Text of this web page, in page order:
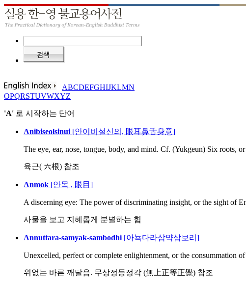
ABCDEFGHIJKLMN
OPQRSTUVWXYZ
'A' 로 시작하는 단어
Anibiseolsinui [안이비설신의, 眼耳鼻舌身意]
The eye, ear, nose, tongue, body, and mind. Cf. (Yukgeun) Six roots,
육근( 六根) 참조
Anmok [안목 , 眼目]
A discerning eye: The power of discriminating insight, or the sight of
사물을 보고 지혜롭게 분별하는 힘
Annuttara-samyak-sambodhi [아뇩다라삼먁삼보리]
Unexcelled, perfect or complete enlightenment, or the consummation
위없는 바른 깨달음. 무상정등정각 (無上正等正覺) 참조